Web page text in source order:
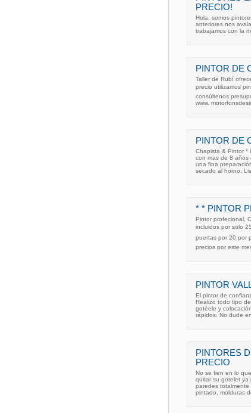
PRECIO!
Hola, somos
anteriores nos
trabajamos con la
PINTOR DE
Taller de Rubí
precio utilizamos
consúltenos
www.
PINTOR DE
Chapista & Pintor *
con mas de 8 años
una fina
secado al horno.
* * PINTOR
Pintor profecional,
incluidos por solo
puertas por 20 por
precios por este
PINTOR
El pintor de
Realizo todo tipo
gotéele y
rápidos. No dude
PINTORES
PRECIO
No se fien en lo
quitar su gotelet ya
paredes totalmente
pintado, molduras